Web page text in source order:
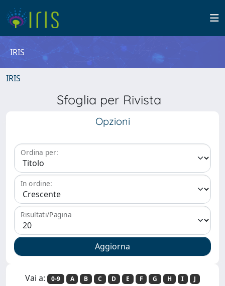
IRIS
IRIS
Sfoglia per Rivista
Opzioni
Ordina per:
In ordine:
Risultati/Pagina
Vai a: 0-9 A B C D E F G H I
J